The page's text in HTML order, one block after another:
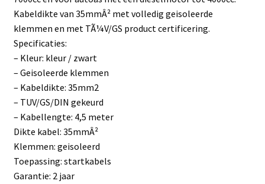
Kabeldikte van 35mmÂ² met volledig geisoleerde
klemmen en met TÃ¼V/GS product certificering.
Specificaties:
– Kleur: kleur / zwart
– Geisoleerde klemmen
– Kabeldikte: 35mm2
– TUV/GS/DIN gekeurd
– Kabellengte: 4,5 meter
Dikte kabel: 35mmÂ²
Klemmen: geisoleerd
Toepassing: startkabels
Garantie: 2 jaar